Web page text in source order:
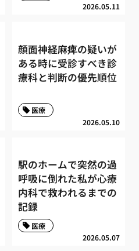
2026.05.11
顔面神経麻痺の疑いが
ある時に受診すべき診
療科と判断の優先順位
2026.05.10
医療
駅のホームで突然の過
呼吸に倒れた私が心療
内科で救われるまでの
記録
2026.05.07
医療